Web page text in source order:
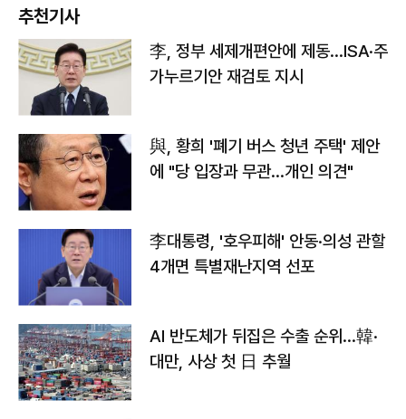
추천기사
李, 정부 세제개편안에 제동…ISA·주
가누르기안 재검토 지시
與, 황희 '폐기 버스 청년 주택' 제안
에 "당 입장과 무관…개인 의견"
李대통령, '호우피해' 안동·의성 관할
4개면 특별재난지역 선포
AI 반도체가 뒤집은 수출 순위…韓·
대만, 사상 첫 日 추월